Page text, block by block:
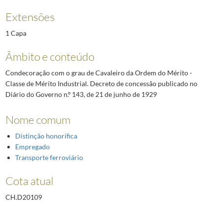
Extensões
1 Capa
Âmbito e conteúdo
Condecoração com o grau de Cavaleiro da Ordem do Mérito -
Classe de Mérito Industrial. Decreto de concessão publicado no
Diário do Governo n.º 143, de 21 de junho de 1929
Nome comum
Distinção honorífica
Empregado
Transporte ferroviário
Cota atual
CH.D20109